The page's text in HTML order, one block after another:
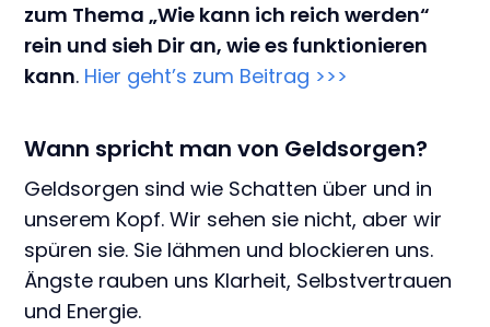
zum Thema „Wie kann ich reich werden“
rein und sieh Dir an, wie es funktionieren
kann. Hier geht’s zum Beitrag >>>
Wann spricht man von Geldsorgen?
Geldsorgen sind wie Schatten über und in
unserem Kopf. Wir sehen sie nicht, aber wir
spüren sie. Sie lähmen und blockieren uns.
Ängste rauben uns Klarheit, Selbstvertrauen
und Energie.